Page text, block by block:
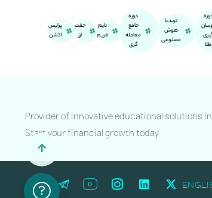
طلا
ترید با
هوش
مصنوعی
دوره
جامع
معامله
گری
تایم
فریم
جفت
ارز
پرایس
اکشن
Provider of innovative educational solutions
Start your financial growth today